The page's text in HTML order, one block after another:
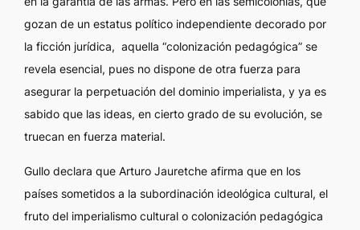
gozan de un estatus político independiente decorado por
la ficción jurídica, aquella “colonización pedagógica” se
revela esencial, pues no dispone de otra fuerza para
asegurar la perpetuación del dominio imperialista, y ya es
sabido que las ideas, en cierto grado de su evolución, se
truecan en fuerza material.
Gullo declara que Arturo Jauretche afirma que en los
países sometidos a la subordinación ideológica cultural, el
fruto del imperialismo cultural o colonización pedagógica